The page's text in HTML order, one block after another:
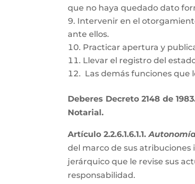
que no haya quedado dato
Intervenir en el
ante ellos.
Practicar apertura y
Llevar el registro del
Las demás funciones que
Deberes Decreto 2148 de
Notarial.
Artículo 2.2.6.1.6.1.1.
del marco de sus atribuciones
jerárquico que le revise sus
responsabilidad.